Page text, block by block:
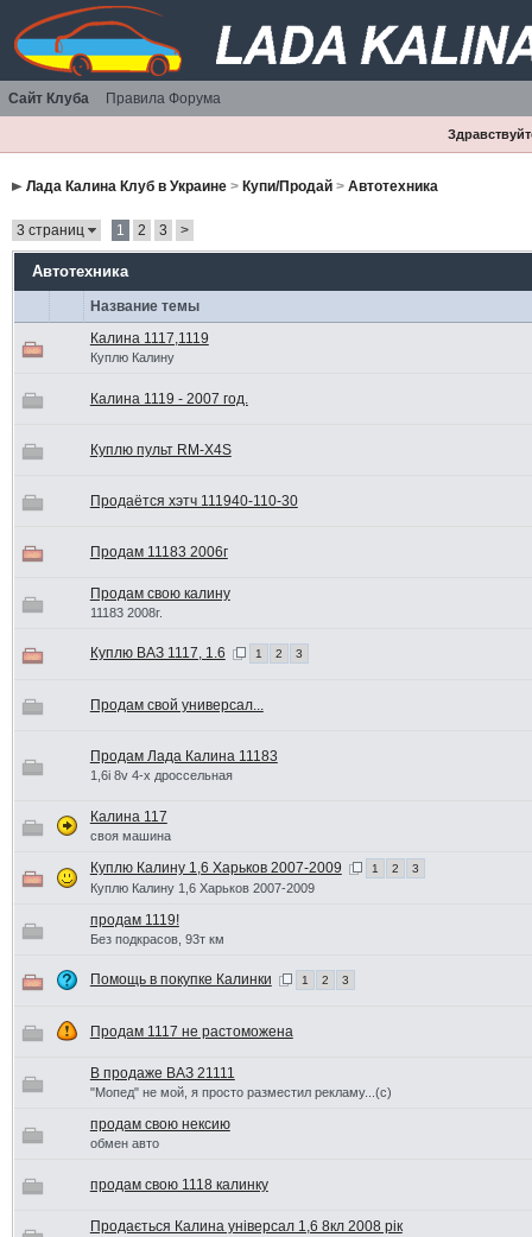
Сайт Клуба Правила Форума
Лада Калина Клуб в Украине> Купи/Продай> Автотехника
3 страниц 1 2 3 >
Автотехника
Название темы
Калина 1117,1119
Куплю Калину
Калина 1119 - 2007 год.
Куплю пульт RM-X4S
Продаётся хэтч 111940-110-30
Продам 11183 2006г
Продам свою калину
11183 2008г.
Куплю ВАЗ 1117, 1.6 1 2 3
Продам свой универсал...
Продам Лада Калина 11183
1,6i 8v 4-х дроссельная
Калина 117
своя машина
Куплю Калину 1,6 Харьков 2007-2009 1 2 3
Куплю Калину 1,6 Харьков 2007-2009
продам 1119!
Без подкрасов, 93т км
Помощь в покупке Калинки 1 2 3
Продам 1117 не растоможена
В продаже ВАЗ 21111
"Мопед" не мой, я просто разместил рекламу...(с)
продам свою нексию
обмен авто
продам свою 1118 калинку
Продається Калина універсал 1,6 8кл 2008 рік